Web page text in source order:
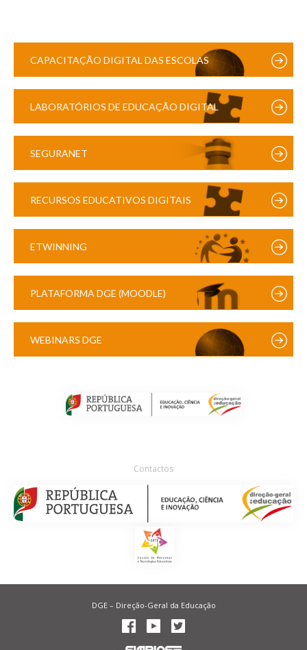
CAPACITAÇÃO DIGITAL DAS ESCOLAS
LABORATÓRIOS DE EDUCAÇÃO DIGITAL
SEGURANET
RECURSOS EDUCATIVOS DIGITAIS
ETWINNING
PLATAFORMA DGE (MOODLE)
WEBINARS DGE
Contactos
DGE – Direção-Geral da Educação